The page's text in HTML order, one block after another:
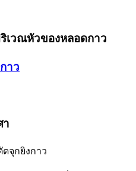
เวณหัวของหลอดกาว
าว
า